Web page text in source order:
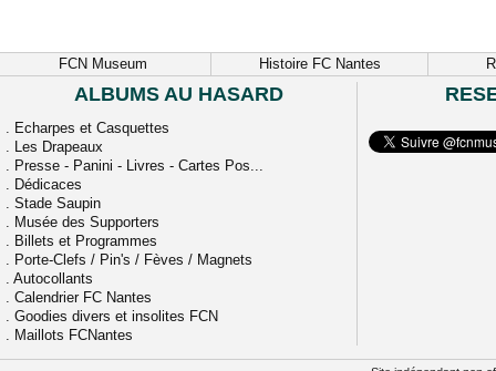
FCN Museum Histoire FC Nantes
ALBUMS AU HASARD
. Echarpes et Casquettes
. Les Drapeaux
. Presse - Panini - Livres - Cartes Pos...
. Dédicaces
. Stade Saupin
. Musée des Supporters
. Billets et Programmes
. Porte-Clefs / Pin's / Fèves / Magnets
. Autocollants
. Calendrier FC Nantes
. Goodies divers et insolites FCN
. Maillots FCNantes